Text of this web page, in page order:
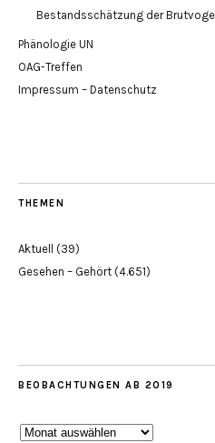
Bestandsschätzung der
Phänologie UN
OAG-Treffen
Impressum – Datenschutz
THEMEN
Aktuell (39)
Gesehen – Gehört (4.651)
BEOBACHTUNGEN AB 2019
Beobachtungen